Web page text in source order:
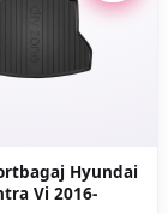
Hyundai
Vi 2016-